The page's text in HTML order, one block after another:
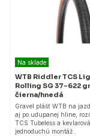
Na sklade
WTB Riddler TCS
Rolling SG 37-622
čierna/hnedá
Gravel plášť WTB na
aj po udupanej hline,
TCS Tubeless a
jednoduchú montáž.